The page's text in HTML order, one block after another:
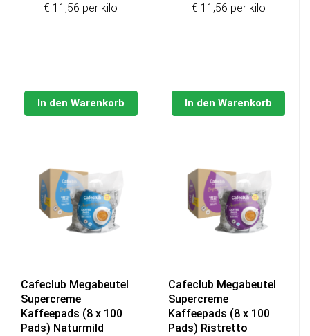
In den Warenkorb
€ 11,56 per kilo
In den Warenkorb
€ 11,56 per kilo
Cafeclub Megabeutel
Supercreme
Kaffeepads (8 x 100
Pads) Naturmild
Cafeclub Megabeutel
Supercreme
Kaffeepads (8 x 100
Pads) Ristretto